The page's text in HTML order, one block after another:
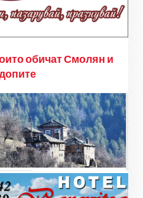
обичат Смолян и